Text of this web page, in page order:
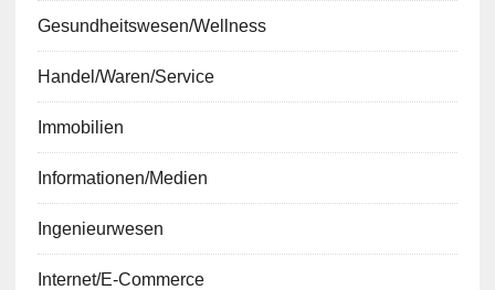
Gesundheitswesen/Wellness
Handel/Waren/Service
Immobilien
Informationen/Medien
Ingenieurwesen
Internet/E-Commerce